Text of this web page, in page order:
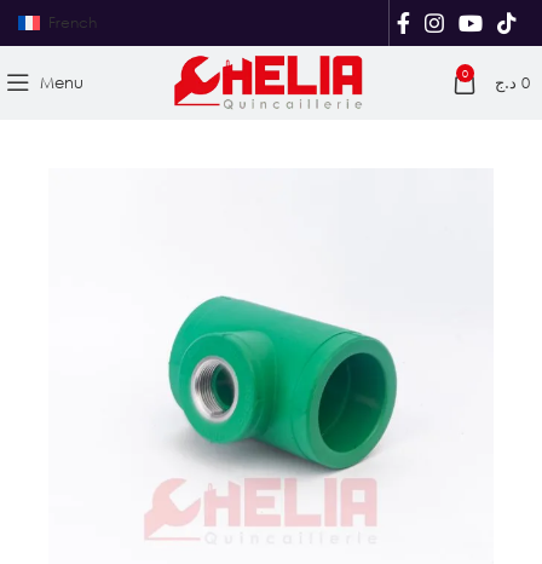
French
Menu 0 0 د.ج